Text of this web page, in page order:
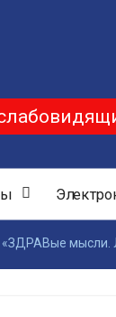
мысли.